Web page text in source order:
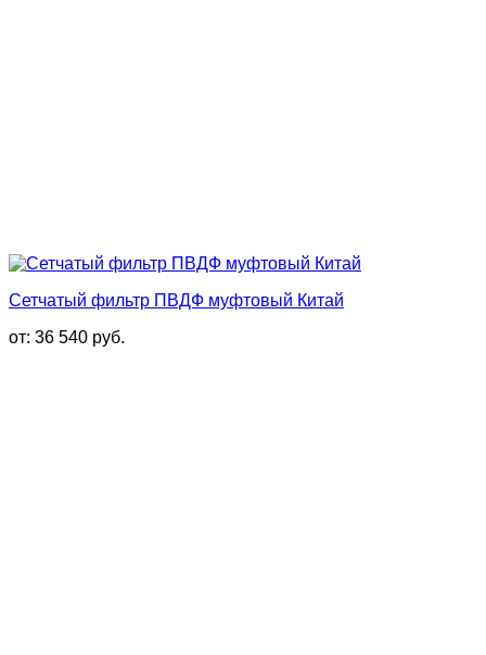
Сетчатый фильтр ПВДФ муфтовый Китай
от: 36 540 руб.